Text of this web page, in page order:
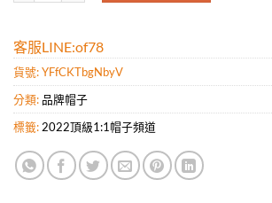
客服LINE:of78
貨號:YFfCKTbgNbyV
分類: 品牌帽子
標籤: 2022頂級1:1帽子頻道